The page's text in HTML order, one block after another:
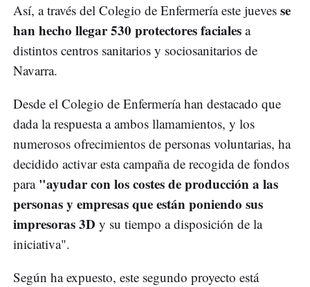
Así, a través del Colegio de Enfermería este jueves se
han hecho llegar 530 protectores faciales a
distintos centros sanitarios y sociosanitarios de
Navarra.
Desde el Colegio de Enfermería han destacado que
dada la respuesta a ambos llamamientos, y los
numerosos ofrecimientos de personas voluntarias, ha
decidido activar esta campaña de recogida de fondos
para "ayudar con los costes de producción a las
personas y empresas que están poniendo sus
impresoras 3D y su tiempo a disposición de la
iniciativa".
Según ha expuesto, este segundo proyecto está